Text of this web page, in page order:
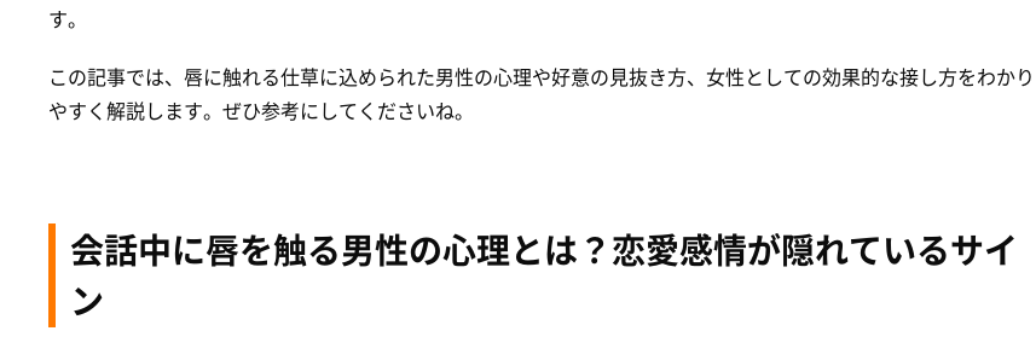
す。
この記事では、唇に触れる仕草に込められた男性の心理や好意の見抜き方、女性としての効果的な接し方をわかり
やすく解説します。ぜひ参考にしてくださいね。
会話中に唇を触る男性の心理とは？恋愛感情が隠れているサイ
ン